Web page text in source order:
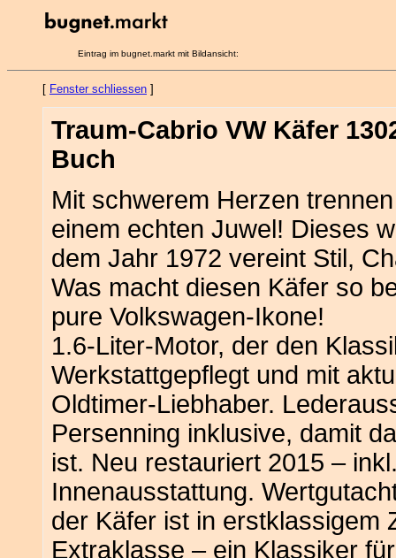
Eintrag im bugnet.markt mit Bildansicht:
[ Fenster schliessen ]
Traum-Cabrio VW Käfer
Buch
Mit schwerem Herzen
einem echten Juwel! Dieses
dem Jahr 1972 vereint Stil,
Was macht diesen Käfer so
pure Volkswagen-Ikone!
1.6-Liter-Motor, der den
Werkstattgepflegt und mit
Oldtimer-Liebhaber.
Persenning inklusive, damit
ist. Neu restauriert 2015 –
Innenausstattung.
der Käfer ist in erstklassigem
Extraklasse – ein Klassiker